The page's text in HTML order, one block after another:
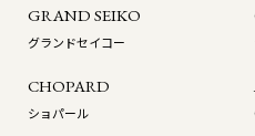
GRAND SEIKO
グランドセイコー
CHOPARD
ショパール